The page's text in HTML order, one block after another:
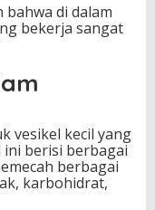
bahwa di dalam
bekerja sangat
vesikel kecil yang
berisi berbagai
berbagai
karbohidrat,